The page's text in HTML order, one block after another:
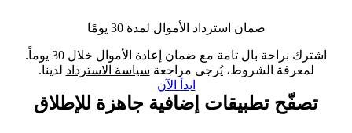
ضمان استرداد الأموال لمدة 30 يومًا
اشترك براحة بال تامة مع ضمان إعادة الأموال خلال 30 يوماً.
لمعرفة الشروط، يُرجى مراجعة سياسة الاسترداد لدينا.
ابدأ الآن
تصفّح تطبيقات إضافية جاهزة للإطلاق